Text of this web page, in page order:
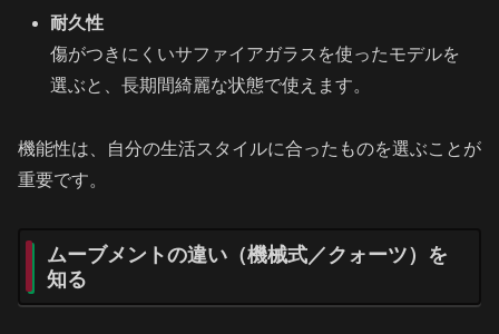
耐久性
傷がつきにくいサファイアガラスを使ったモデルを
選ぶと、長期間綺麗な状態で使えます。
機能性は、自分の生活スタイルに合ったものを選ぶことが
重要です。
ムーブメントの違い（機械式／クォーツ）を
知る